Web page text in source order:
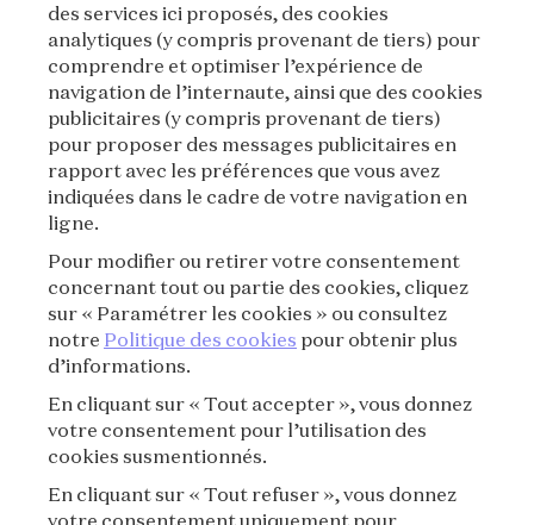
VAN CLEEF & ARPELS
MENTIONS LÉGALES
CONDITIONS GÉNÉRALES DE VENTE
CONDITIONS D'UTILISATION
POLITIQUE DE CONFIDENTIALITÉ
CRÉDITS
CONTACT
FAQ
des services ici proposés, des cookies
analytiques (y compris provenant de tiers) pour
comprendre et optimiser l’expérience de
navigation de l’internaute, ainsi que des cookies
publicitaires (y compris provenant de tiers)
pour proposer des messages publicitaires en
rapport avec les préférences que vous avez
indiquées dans le cadre de votre navigation en
ligne.
Pour modifier ou retirer votre consentement
concernant tout ou partie des cookies, cliquez
sur « Paramétrer les cookies » ou consultez
notre Politique des cookies pour obtenir plus
d’informations.
En cliquant sur « Tout accepter », vous donnez
votre consentement pour l’utilisation des
cookies susmentionnés.
En cliquant sur « Tout refuser », vous donnez
votre consentement uniquement pour